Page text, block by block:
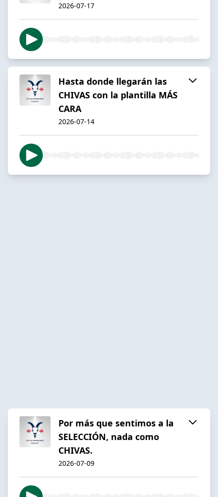
2026-07-17
Hasta donde llegarán las
CHIVAS con la plantilla MÁS
CARA
2026-07-14
Por más que sentimos a la
SELECCIÓN, nada como
CHIVAS.
2026-07-09